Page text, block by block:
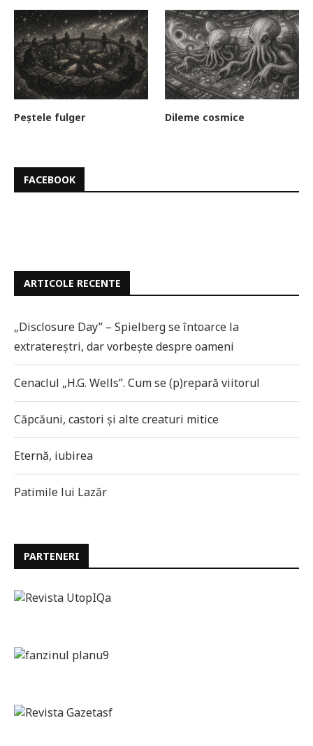
Peștele fulger Dileme cosmice
FACEBOOK
ARTICOLE RECENTE
„Disclosure Day” – Spielberg se întoarce la
extratereștri, dar vorbește despre oameni
Cenaclul „H.G. Wells”. Cum se (p)repară viitorul
Căpcăuni, castori și alte creaturi mitice
Eternă, iubirea
Patimile lui Lazăr
PARTENERI